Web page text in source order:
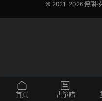
© 2021-2026 傳韻琴
首頁 古筝譜